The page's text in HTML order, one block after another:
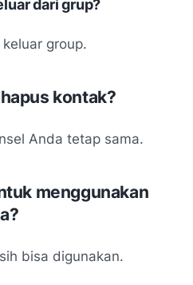
dari grup?
group.
kontak?
Anda tetap sama.
menggunakan
bisa digunakan.